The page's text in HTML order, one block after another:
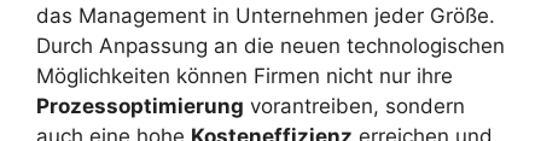
das Management in Unternehmen jeder Größe.
Durch Anpassung an die neuen technologischen
Möglichkeiten können Firmen nicht nur ihre
Prozessoptimierung vorantreiben, sondern